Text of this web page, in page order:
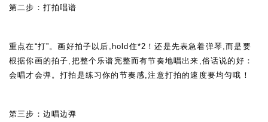
第二步：打拍唱谱
重点在“打” 。画好拍子以后, hold住*2 ！还是先表急着弹琴,而是要
根据你画的拍子,把整个乐谱完整而有节奏地唱出来,俗话说的好：
会唱才会弹。打拍是练习你的节奏感,注意打拍的速度要均匀哦！
第三步：边唱边弹